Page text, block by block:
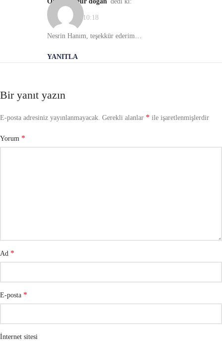
10/12/2020, 10:18
Nesrin Hanım, teşekkür ederim…
YANITLA
Bir yanıt yazın
E-posta adresiniz yayınlanmayacak. Gerekli alanlar * ile işaretlenmişlerdir
Yorum *
Ad *
E-posta *
İnternet sitesi